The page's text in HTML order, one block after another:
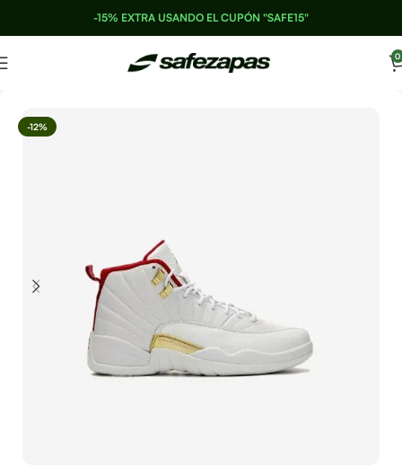
-15% EXTRA USANDO EL CUPÓN "SAFE15"
0
-12%